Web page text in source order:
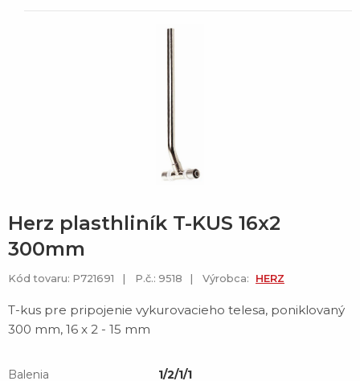
Herz plasthliník T-KUS 16x2
300mm
Kód tovaru: P721691 P.č.: 9518 Výrobca: HERZ
T-kus pre pripojenie vykurovacieho telesa, poniklovaný
300 mm, 16 x 2 - 15 mm
Balenia
1/2/1/1